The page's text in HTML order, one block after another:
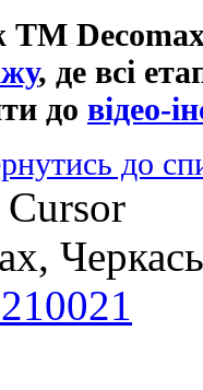
ТМ
, де всі
до відео-
до
Cursor